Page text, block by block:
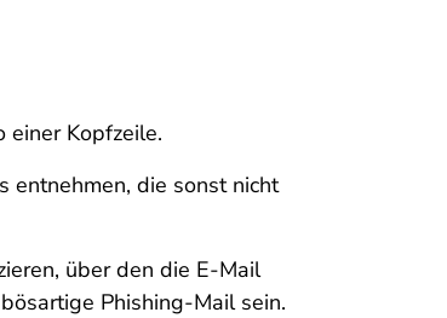
einer Kopfzeile.
entnehmen, die sonst nicht
über den die E-Mail
Phishing-Mail sein.